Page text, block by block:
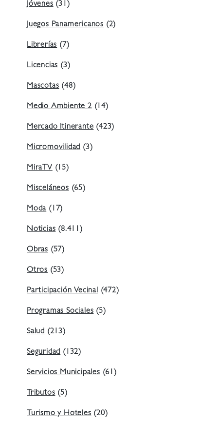
Jóvenes(31)
Juegos Panamericanos (2)
Librerías(7)
Licencias(3)
Mascotas(48)
Medio Ambiente 2(14)
Mercado Itinerante(423)
Micromovilidad(3)
MiraTV(15)
Misceláneos(65)
Moda(17)
Noticias(8.411)
Obras (57)
Otros (53)
Participación Vecinal(472)
Programas Sociales(5)
Salud (213)
Seguridad(132)
Servicios Municipales(61)
Tributos(5)
Turismo y Hoteles(20)